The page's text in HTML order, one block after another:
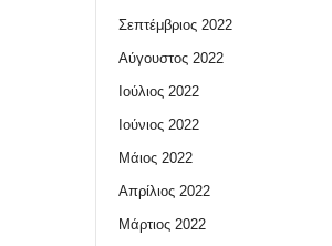
Σεπτέμβριος 2022
Αύγουστος 2022
Ιούλιος 2022
Ιούνιος 2022
Μάιος 2022
Απρίλιος 2022
Μάρτιος 2022